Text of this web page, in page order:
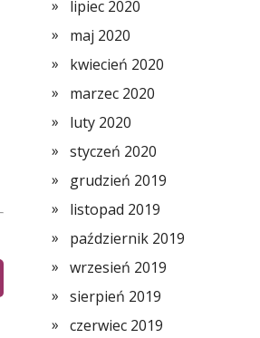
lipiec 2020
maj 2020
kwiecień 2020
marzec 2020
luty 2020
styczeń 2020
grudzień 2019
listopad 2019
październik 2019
wrzesień 2019
sierpień 2019
czerwiec 2019